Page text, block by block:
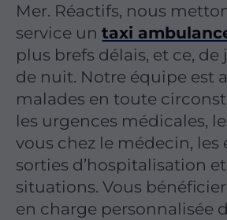
Mer. Réactifs, nous
service untaxi
plus brefs délais, et ce,
de nuit. Notre équipe est
malades en toute
les urgences médicales,
vous chez le médecin, les
sorties d’hospitalisation
situations. Vous
en charge personnalisée